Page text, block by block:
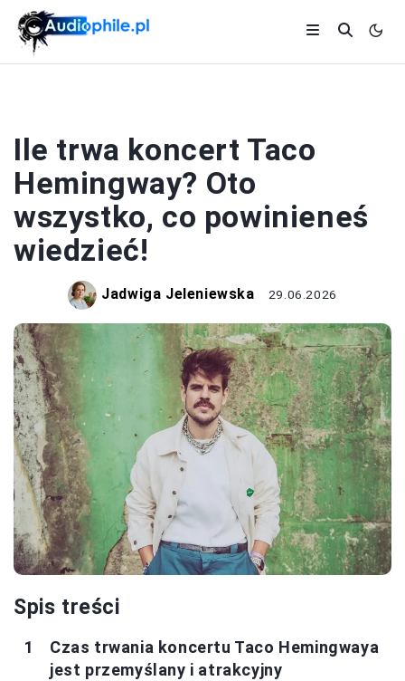
Ile trwa koncert Taco
Hemingway? Oto
wszystko, co powinieneś
wiedzieć!
Jadwiga Jeleniewska 29.06.2026
Spis treści
Czas trwania koncertu Taco Hemingwaya
jest przemyślany i atrakcyjny